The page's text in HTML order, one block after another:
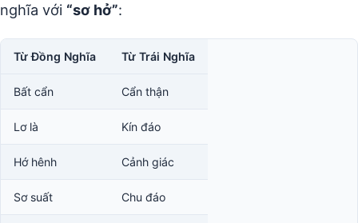
nghĩa với “sơ hở”:
Từ Đồng Nghĩa Từ Trái Nghĩa
Bất cẩn Cẩn thận
Lơ là Kín đáo
Hớ hênh Cảnh giác
Sơ suất Chu đáo